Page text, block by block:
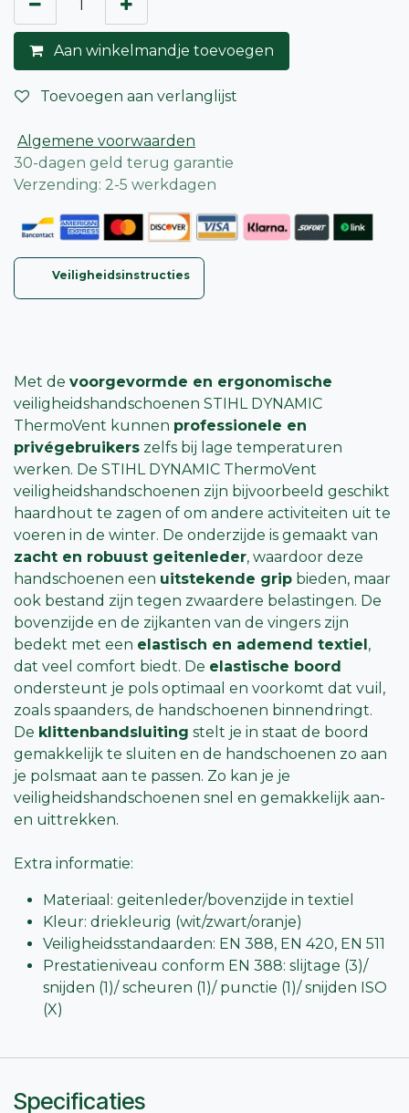
Aan winkelmandje toevoegen
Toevoegen aan verlanglijst
Algemene voorwaarden
30-dagen geld terug garantie
Verzending: 2-5 werkdagen
Veiligheidsinstructies
Met de voorgevormde en ergonomische
veiligheidshandschoenen STIHL DYNAMIC
ThermoVent kunnen professionele en
privégebruikers zelfs bij lage temperaturen
werken. De STIHL DYNAMIC ThermoVent
veiligheidshandschoenen zijn bijvoorbeeld geschikt
haardhout te zagen of om andere activiteiten uit te
voeren in de winter. De onderzijde is gemaakt van
zacht en robuust geitenleder, waardoor deze
handschoenen een uitstekende grip bieden, maar
ook bestand zijn tegen zwaardere belastingen. De
bovenzijde en de zijkanten van de vingers zijn
bedekt met een elastisch en ademend textiel,
dat veel comfort biedt. De elastische boord
ondersteunt je pols optimaal en voorkomt dat vuil,
zoals spaanders, de handschoenen binnendringt.
De klittenbandsluiting stelt je in staat de boord
gemakkelijk te sluiten en de handschoenen zo aan
je polsmaat aan te passen. Zo kan je je
veiligheidshandschoenen snel en gemakkelijk aan-
en uittrekken.
Extra informatie:
Materiaal: geitenleder/bovenzijde in textiel
Kleur: driekleurig (wit/zwart/oranje)
Veiligheidsstandaarden: EN 388, EN 420, EN 511
Prestatieniveau conform EN 388: slijtage (3)/
snijden (1)/ scheuren (1)/ punctie (1)/ snijden ISO
(X)
Specificaties